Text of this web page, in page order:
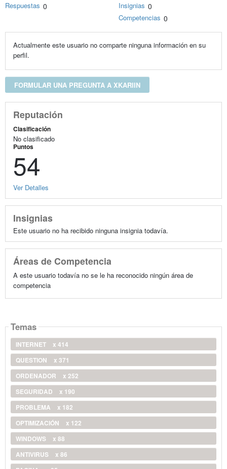
Respuestas 0 Insignias 0
Competencias 0
Actualmente este usuario no comparte ninguna información en su
perfil.
FORMULAR UNA PREGUNTA A XKARIIN
Reputación
Clasificación
No clasificado
Puntos
54
Ver Detalles
Insignias
Este usuario no ha recibido ninguna insignia todavía.
Áreas de Competencia
A este usuario todavía no se le ha reconocido ningún área de
competencia
Temas
INTERNET
x 414
QUESTION
x 371
ORDENADOR
x 252
SEGURIDAD
x 190
PROBLEMA
x 182
OPTIMIZACIÓN
x 122
WINDOWS
x 88
ANTIVIRUS
x 86